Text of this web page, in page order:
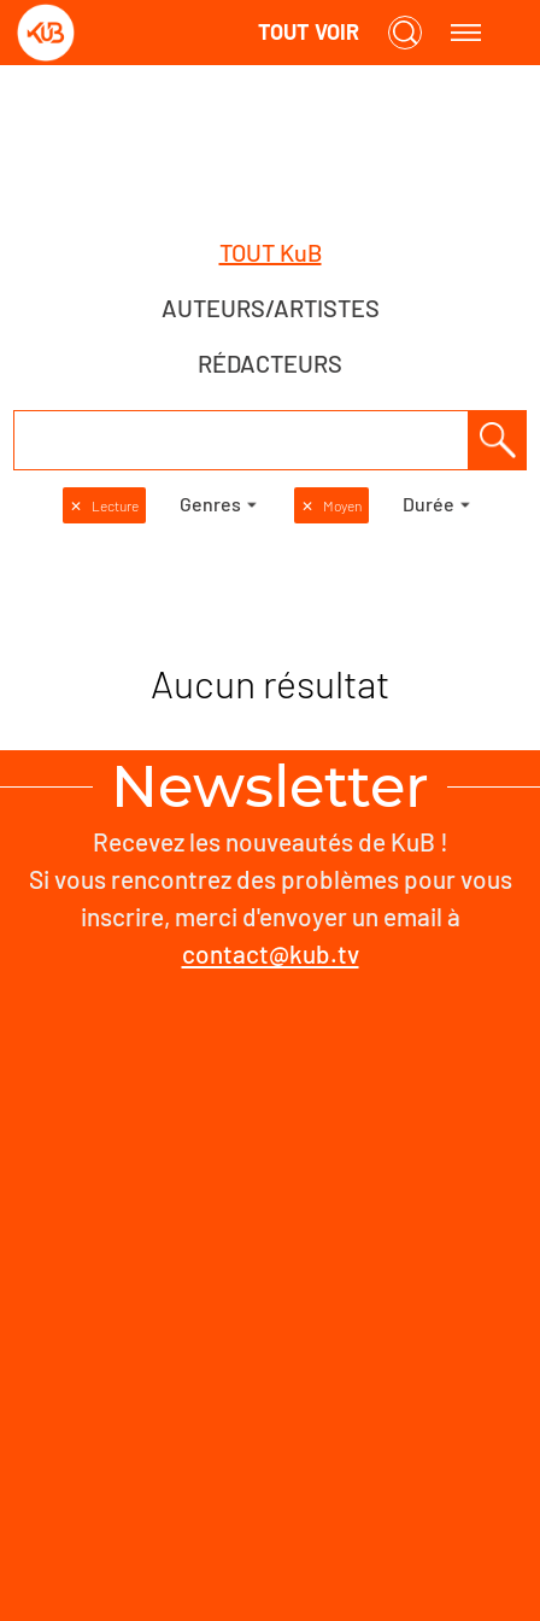
TOUT VOIR
TOUT KuB
AUTEURS/ARTISTES
RÉDACTEURS
✕ Lecture Genres ✕ Moyen Durée
Aucun résultat
Newsletter
Recevez les nouveautés de KuB !
Si vous rencontrez des problèmes pour vous
inscrire, merci d'envoyer un email à
contact@kub.tv